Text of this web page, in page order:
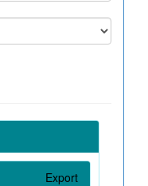
Export